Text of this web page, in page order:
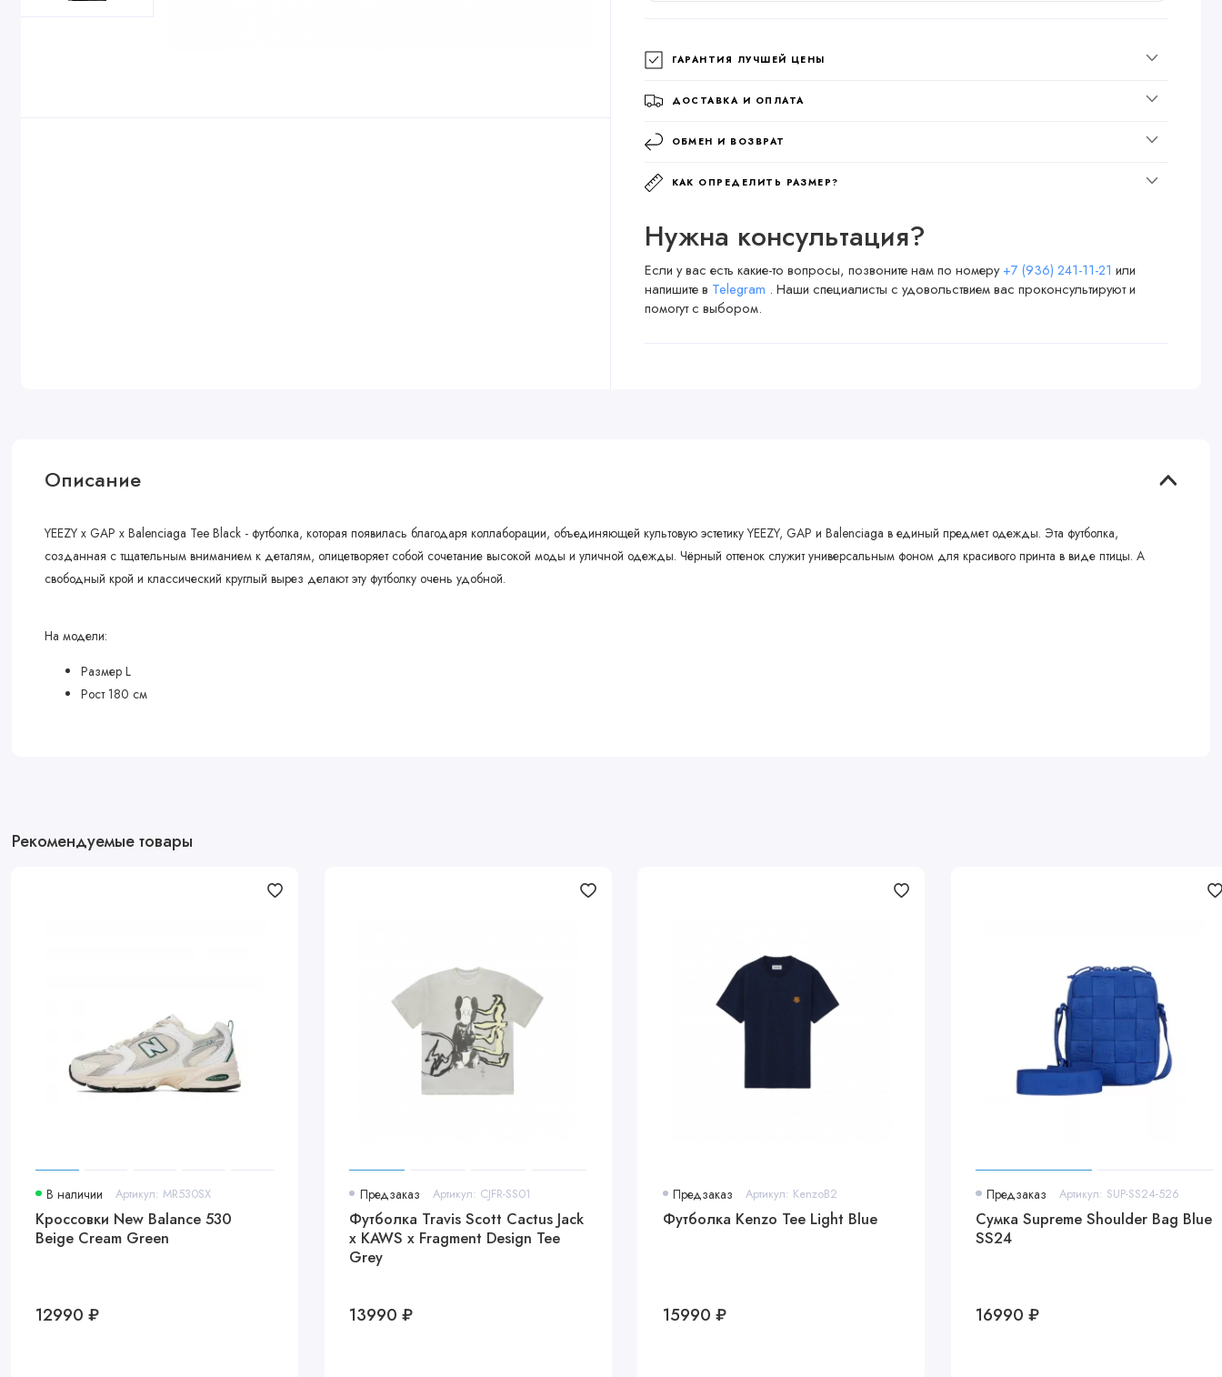
ГАРАНТИЯ ЛУЧШЕЙ ЦЕНЫ
ДОСТАВКА И ОПЛАТА
ОБМЕН И ВОЗВРАТ
КАК ОПРЕДЕЛИТЬ РАЗМЕР?
Нужна консультация?
Если у вас есть какие-то вопросы, позвоните нам по номеру+7 (936) 241-11-21 или
напишите в Telegram . Наши специалисты с удовольствием вас проконсультируют и
помогут с выбором.
Описание
YEEZY x GAP x Balenciaga Tee Black - футболка, которая появилась благодаря коллаборации, объединяющей культовую эстетику YEEZY, GAP и Balenciaga в единый предмет одежды. Эта футболка,
созданная с тщательным вниманием к деталям, олицетворяет собой сочетание высокой моды и уличной одежды. Чёрный оттенок служит универсальным фоном для красивого принта в виде птицы. А
свободный крой и классический круглый вырез делают эту футболку очень удобной.
На модели:
Размер L
Рост 180 см
Рекомендуемые товары
В наличии Артикул: MR530SX
Кроссовки New Balance 530
Beige Cream Green
12990 ₽
Предзаказ Артикул: CJFR-SS01
Футболка Travis Scott Cactus Jack
x KAWS x Fragment Design Tee
Grey
13990 ₽
Предзаказ Артикул: KenzoB2
Футболка Kenzo Tee Light Blue
15990 ₽
Предзаказ Артикул: SUP-SS24-526
Сумка Supreme Shoulder Bag Blue
SS24
16990 ₽